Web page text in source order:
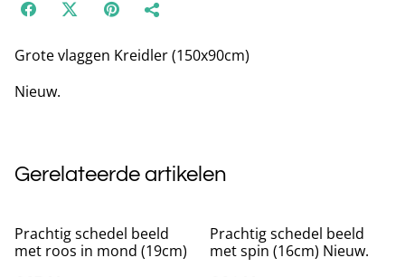
Grote vlaggen Kreidler (150x90cm)
Nieuw.
Gerelateerde artikelen
Prachtig schedel beeld
met roos in mond (19cm)
Prachtig schedel beeld
met spin (16cm) Nieuw.